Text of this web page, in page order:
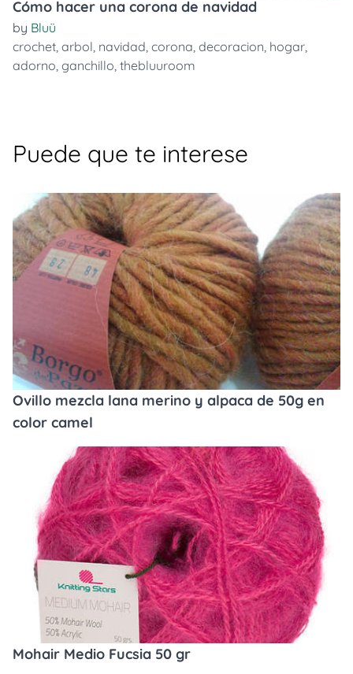
Cómo hacer una corona de navidad
by Bluü
crochet, arbol, navidad, corona, decoracion, hogar,
adorno, ganchillo, thebluuroom
Puede que te interese
Ovillo mezcla lana merino y alpaca de 50g en
color camel
Mohair Medio Fucsia 50 gr